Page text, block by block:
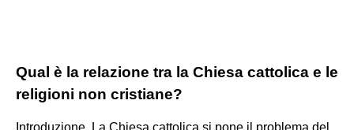
Qual è la relazione tra la Chiesa cattolica e le
religioni non cristiane?
Introduzione. La Chiesa cattolica si pone il problema del